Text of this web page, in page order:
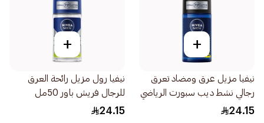
+
نيفيا مزيل عرق ومضاد تعرق
رجالي نشط ديب سبورت الرياضي
50مل
24.15
+
نيفيا رول مزيل رائحة العرق
للرجال فريش باور 50مل
24.15